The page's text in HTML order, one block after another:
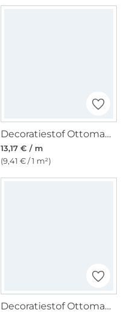
Decoratiestof Ottoman kerstster, beige
13,17 € / m
(9,41 € / 1 m²)
Decoratiestof Ottoman Merry X-Mas, beige